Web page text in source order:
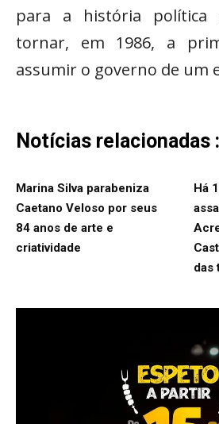
para a história
tornar, em 1986, a
assumir o governo de um
Notícias relacionadas :
Marina Silva parabeniza
Caetano Veloso por seus
84 anos de arte e
criatividade
Há
das